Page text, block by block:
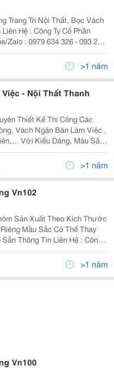
Trang Trí Nội Thất, Bọc Vách
>1 năm
- Nội Thất Thanh
Thiết Kế Thi Công Các
Vách Ngăn Bàn Làm Việc ,
Với Kiểu Dáng, Màu Sắc,
Nhu Cầu Của Khách Hàng.
Dụng Như: Vách Ngăn Nỉ...
>1 năm
Vn102
Thể Thay
: Công
0979 634
>1 năm
Vn100